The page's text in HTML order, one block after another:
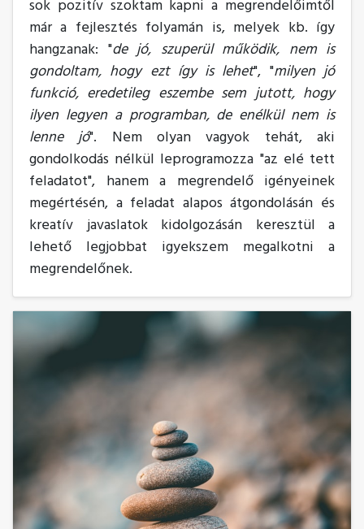
sok pozitív szoktam kapni a megrendelőimtől
már a fejlesztés folyamán is, melyek kb. így
hangzanak: "de jó, szuperül működik, nem is
gondoltam, hogy ezt így is lehet", "milyen jó
funkció, eredetileg eszembe sem jutott, hogy
ilyen legyen a programban, de enélkül nem is
lenne jó". Nem olyan vagyok tehát, aki
gondolkodás nélkül leprogramozza "az elé tett
feladatot", hanem a megrendelő igényeinek
megértésén, a feladat alapos átgondolásán és
kreatív javaslatok kidolgozásán keresztül a
lehető legjobbat igyekszem megalkotni a
megrendelőnek.